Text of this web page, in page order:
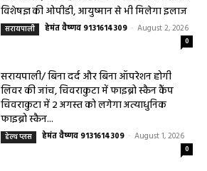
विशेषज्ञ की ओपीडी, आयुष्मान से भी मिलेगा इलाज
सरायपाली हेमंत वैष्णव 9131614309 - August 2, 2026
0
सरायपाली/ बिना दर्द और बिना ऑपरेशन होगी
लिवर की जांच, चिवराकुटा में फाइब्रो स्कैन कैंप
चिवराकुटा में 2 अगस्त को लगेगा अत्याधुनिक
फाइब्रो स्कैन...
हेल्थ प्लस हेमंत वैष्णव 9131614309 - August 1, 2026
0